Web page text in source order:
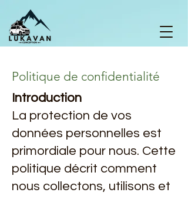
Politique de confidentialité
Introduction
La protection de vos
données personnelles est
primordiale pour nous. Cette
politique décrit comment
nous collectons, utilisons et